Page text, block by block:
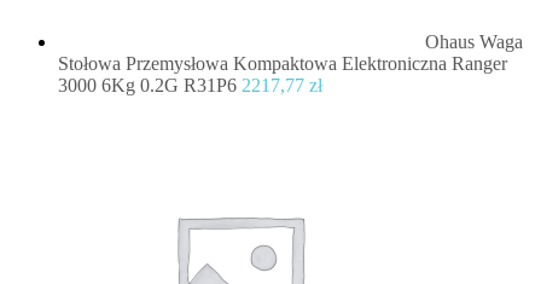
Ohaus Waga
Stołowa Przemysłowa Kompaktowa Elektroniczna Ranger
3000 6Kg 0.2G R31P6 2217,77 zł